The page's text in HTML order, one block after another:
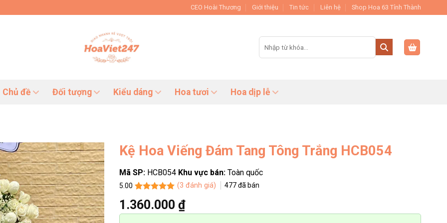
CEO Hoài Thương Giới thiệu Tin tức Liên hệ Shop Hoa 63 Tỉnh Thành
Tìm
kiếm:
Chủ đề Đối tượng Kiểu dáng Hoa tươi Hoa dịp lễ
Kệ Hoa Viếng Đám Tang Tông Trắng HCB054
Mã SP: HCB054 Khu vực bán: Toàn quốc
5.00
dựa trên
đánh giá
(3 đánh giá) 477đã bán
1.360.000 ₫